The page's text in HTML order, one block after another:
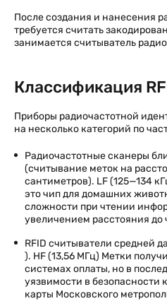
После создания и нанесения
требуется считать
занимается считыватель
Классификация
Приборы радиочастотной
на несколько категорий по
Радиочастотные сканеры
(считывание меток на
сантиметров). LF (125—134
это чип для домашних
сложности при чтении
увеличением расстояния до
RFID считыватели средней
). HF (13,56 МГц) Метки
системах оплаты, но в
уязвимости в безопасности
карты Московского